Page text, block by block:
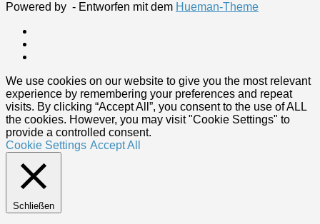
Powered by - Entworfen mit dem Hueman-Theme
We use cookies on our website to give you the most relevant
experience by remembering your preferences and repeat
visits. By clicking “Accept All”, you consent to the use of ALL
the cookies. However, you may visit "Cookie Settings" to
provide a controlled consent.
Cookie Settings Accept All
Schließen